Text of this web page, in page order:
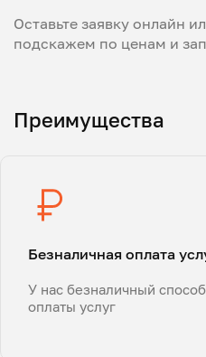
Оставьте заявку онлайн
подскажем по ценам и
Преимущества
Безналичная оплата
У нас безналичный способ
оплаты услуг